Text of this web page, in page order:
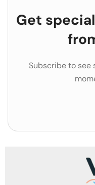
Get
Subscribe to